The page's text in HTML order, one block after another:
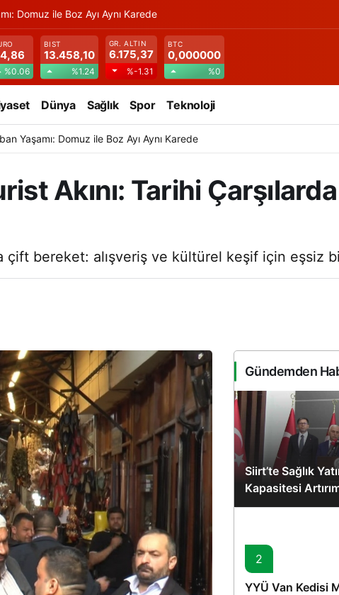
Domuz ile Boz Ayı Aynı Karede
%0.06
BIST
13.458,10
%1.24
GR. ALTIN
6.175,37
%-1.31
BTC
0,000000
%0
Dünya Sağlık Spor Teknoloji
Yaşamı: Domuz ile Boz Ayı Aynı Karede
Akını: Tarihi
çift bereket: alışveriş ve kültürel keşif için eşsiz
Gündemden
Siirt’te Sağlık
Kapasitesi
Memişoğlu’nun
2
YYÜ Van Kedisi